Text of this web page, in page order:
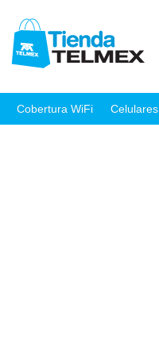
Cobertura WiFi Celulares